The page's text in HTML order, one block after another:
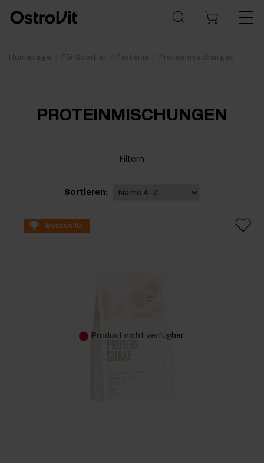
Homepage Für Sportler Proteine Proteinmischungen
PROTEINMISCHUNGEN
Filtern
Sortieren:
Produkt nicht verfügbar.
Bestseller